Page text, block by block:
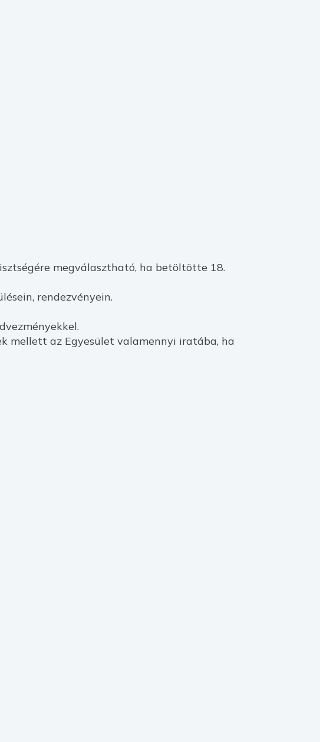
megválasztható, ha betöltötte 18.
rendezvényein.
mellett az Egyesület valamennyi iratába, ha